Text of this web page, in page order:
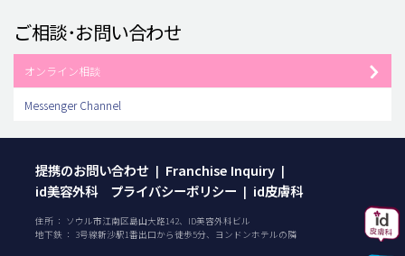
ご相談･お問い合わせ
オンライン相談
Messenger Channel
提携のお問い合わせ | Franchise Inquiry |
id美容外科 プライバシーポリシー | id皮膚科
住所 ： ソウル市江南区島山大路142、ID美容外科ビル
地下鉄 ： 3号線新沙駅1番出口から徒歩5分、ヨンドンホテルの隣